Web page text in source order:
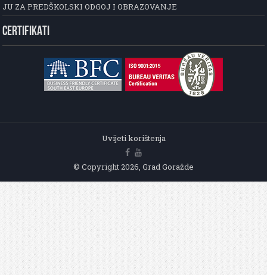
JU ZA PREDŠKOLSKI ODGOJ I OBRAZOVANJE
CERTIFIKATI
Uvijeti korištenja
© Copyright 2026, Grad Goražde